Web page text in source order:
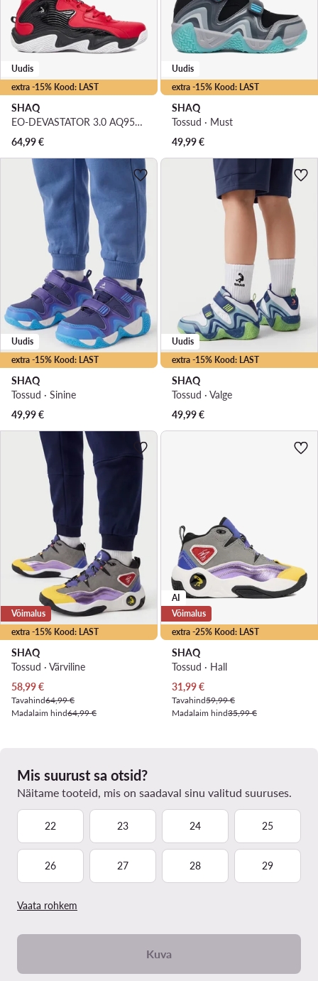
extra -15% Kood: LAST
Uudis
SHAQ
EO-DEVASTATOR 3.0 AQ95078B-R · Korvpallijalatsid
64,99€
extra -15% Kood: LAST
Uudis
SHAQ
Tossud · Must
49,99€
extra -15% Kood: LAST
Uudis
SHAQ
Tossud · Sinine
49,99€
extra -15% Kood: LAST
Uudis
SHAQ
Tossud · Valge
49,99€
extra -15% Kood: LAST
Võimalus
SHAQ
Tossud · Värviline
Praegune hind
58,99€
Tavahind64,99 €
Madalaim hind64,99 €
extra -25% Kood: LAST
AI
Võimalus
SHAQ
Tossud · Hall
Praegune hind
31,99€
Tavahind59,99 €
Madalaim hind35,99 €
Mis suurust sa otsid?
Näitame tooteid, mis on saadaval sinu valitud suuruses.
22 23 24 25
26 27 28 29
Vaata rohkem
Kuva